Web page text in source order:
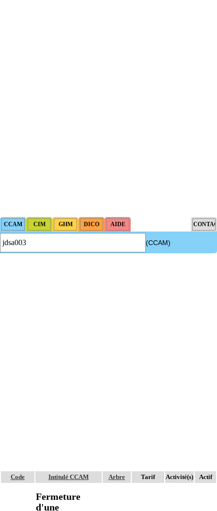
(CCAM)
Code Intitulé CCAM Arbre Tarif Activité(s) Actif
Fermeture
d'une